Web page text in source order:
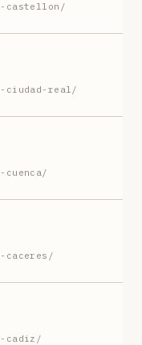
castellon/
ciudad-real/
caceres/
cadiz/